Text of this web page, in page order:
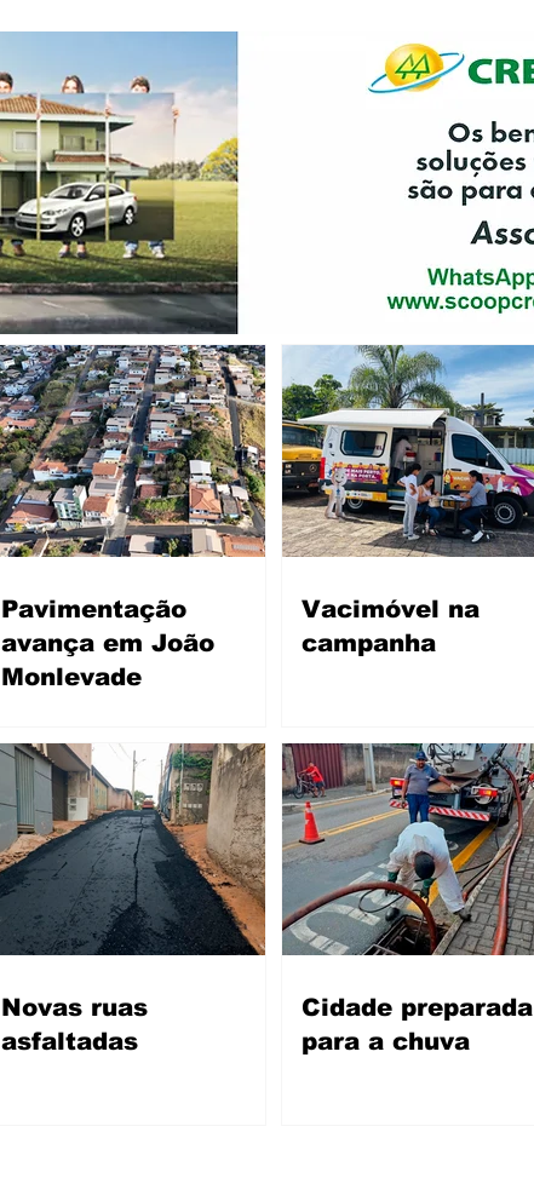
Pavimentação
avança em João
Monlevade
Vacimóvel na
campanha
Novas ruas
asfaltadas
Cidade preparada
para a chuva